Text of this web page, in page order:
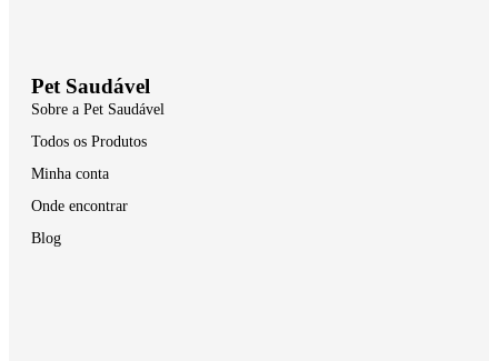
Pet Saudável
Sobre a Pet Saudável
Todos os Produtos
Minha conta
Onde encontrar
Blog